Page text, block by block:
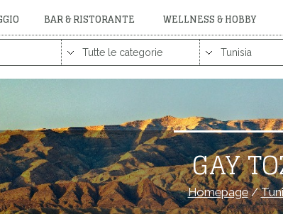
BAR & RISTORANTE WELLNESS & HOBBY
GAY
Homepage/